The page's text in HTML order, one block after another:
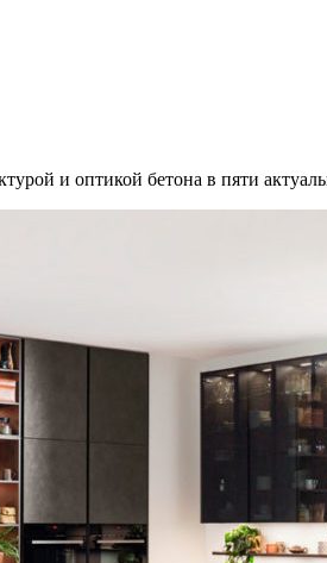
и оптикой бетона в пяти